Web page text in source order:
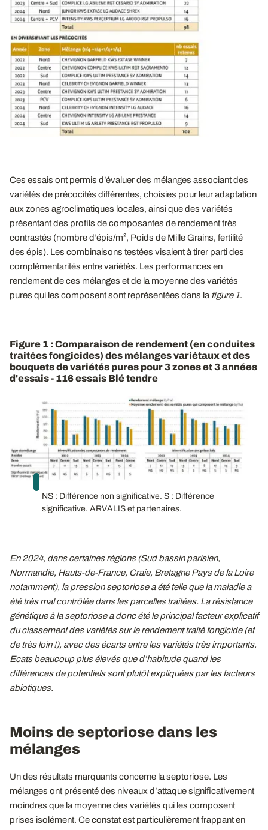
Ces essais ont permis d’évaluer des mélanges associant des
variétés de précocités différentes, choisies pour leur adaptation
aux zones agroclimatiques locales, ainsi que des variétés
présentant des profils de composantes de rendement très
contrastés (nombre d’épis/m², Poids de Mille Grains, fertilité
des épis). Les combinaisons testées visaient à tirer parti des
complémentarités entre variétés. Les performances en
rendement de ces mélanges et de la moyenne des variétés
pures qui les composent sont représentées dans la figure 1.
Figure 1 : Comparaison de rendement (en conduites
traitées fongicides) des mélanges variétaux et des
bouquets de variétés pures pour 3 zones et 3 années
d'essais - 116 essais Blé tendre
NS : Différence non significative. S : Différence
significative. ARVALIS et partenaires.
En 2024, dans certaines régions (Sud bassin parisien,
Normandie, Hauts-de-France, Craie, Bretagne Pays de la Loire
notamment), la pression septoriose a été telle que la maladie a
été très mal contrôlée dans les parcelles traitées. La résistance
génétique à la septoriose a donc été le principal facteur explicatif
du classement des variétés sur le rendement traité fongicide (et
de très loin !), avec des écarts entre les variétés très importants.
Ecats beaucoup plus élevés que d’habitude quand les
différences de potentiels sont plutôt expliquées par les facteurs
abiotiques.
Moins de septoriose dans les
mélanges
Un des résultats marquants concerne la septoriose. Les
mélanges ont présenté des niveaux d’attaque significativement
moindres que la moyenne des variétés qui les composent
prises isolément. Ce constat est particulièrement frappant en